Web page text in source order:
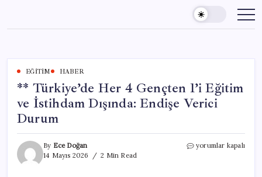
content
EĞITIM HABER
** Türkiye’de Her 4 Gençten 1’i Eğitim
ve İstihdam Dışında: Endişe Verici
Durum
By Ece Doğan
14 Mayıs 2026
2 Min Read
**
yorumlar kapalı